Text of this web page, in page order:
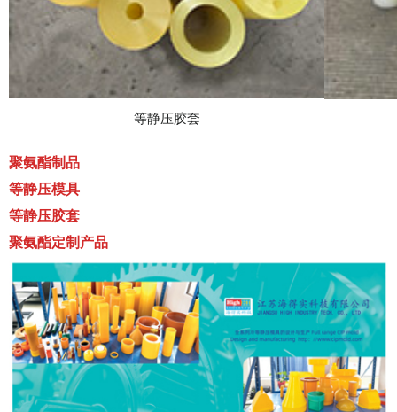
等静压胶套
聚氨酯制品
等静压模具
等静压胶套
聚氨酯定制产品